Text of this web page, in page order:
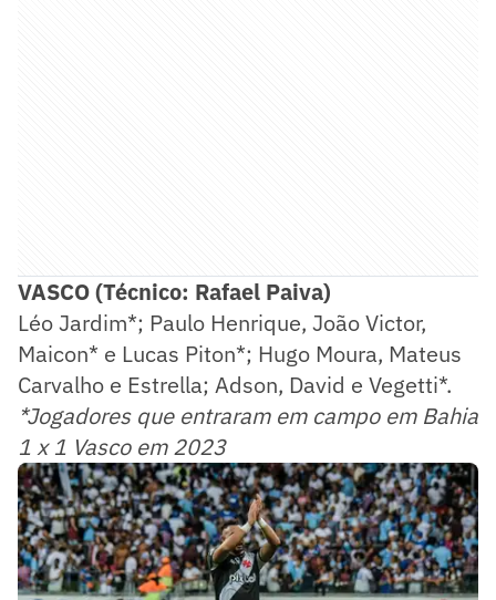
VASCO (Técnico: Rafael Paiva)
Léo Jardim*; Paulo Henrique, João Victor,
Maicon* e Lucas Piton*; Hugo Moura, Mateus
Carvalho e Estrella; Adson, David e Vegetti*.
*Jogadores que entraram em campo em Bahia
1 x 1 Vasco em 2023